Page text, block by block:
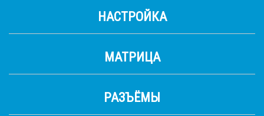
НАСТРОЙКА
МАТРИЦА
РАЗЪЁМЫ